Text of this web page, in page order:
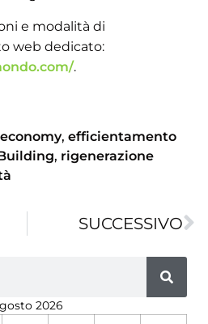
e modalità di
web dedicato:
.
, efficientamento
, rigenerazione
SUCCESSIVO
2026